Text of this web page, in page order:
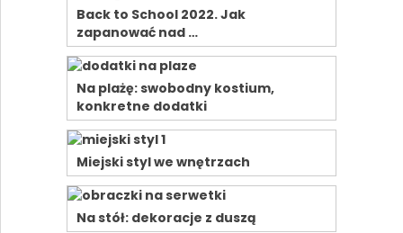
Back to School 2022. Jak
zapanować nad …
Na plażę: swobodny kostium,
konkretne dodatki
Miejski styl we wnętrzach
Na stół: dekoracje z duszą